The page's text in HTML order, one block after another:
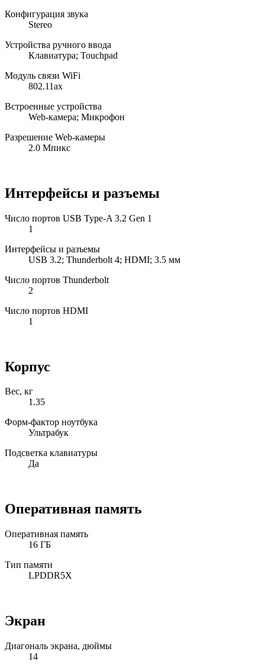
Конфигурация звука
Stereo
Устройства ручного ввода
Клавиатура; Touchpad
Модуль связи WiFi
802.11ax
Встроенные устройства
Web-камера; Микрофон
Разрешение Web-камеры
2.0 Мпикс
Интерфейсы и разъемы
Число портов USB Type-A 3.2 Gen 1
1
Интерфейсы и разъемы
USB 3.2; Thunderbolt 4; HDMI; 3.5 мм
Число портов Thunderbolt
2
Число портов HDMI
1
Корпус
Вес, кг
1.35
Форм-фактор ноутбука
Ультрабук
Подсветка клавиатуры
Да
Оперативная память
Оперативная память
16 ГБ
Тип памяти
LPDDR5X
Экран
Диагональ экрана, дюймы
14